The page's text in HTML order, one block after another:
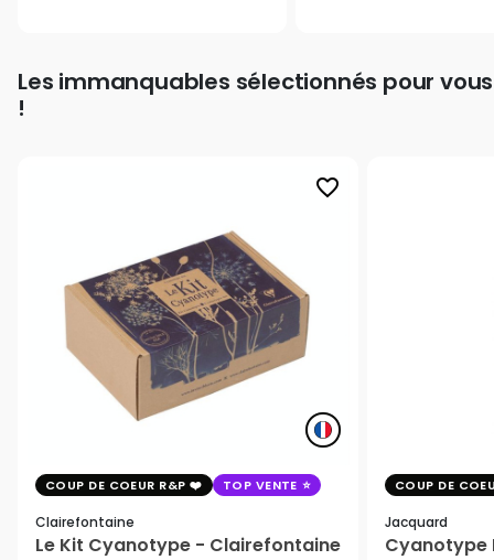
Les immanquables sélectionnés pour vous
!
favorite_border
COUP DE COEUR R&P TOP VENTE
Clairefontaine
Le Kit Cyanotype - Clairefontaine
COUP DE
Jacquard
Cyanotype